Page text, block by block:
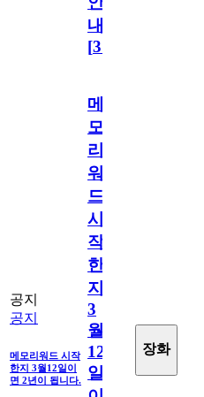
내
[31
공지
공지
메모리워드 시작
한지 3월12일이
면 2년이 됩니다.
메
모
리
워
드
시
작
한
지
3
월
12
일
장화